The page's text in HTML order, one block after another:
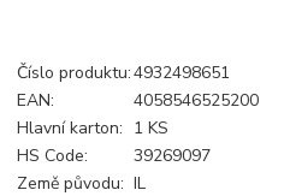
Číslo produktu:4932498651
EAN:
4058546525200
Hlavní karton: 1 KS
HS Code:
39269097
Země původu: IL